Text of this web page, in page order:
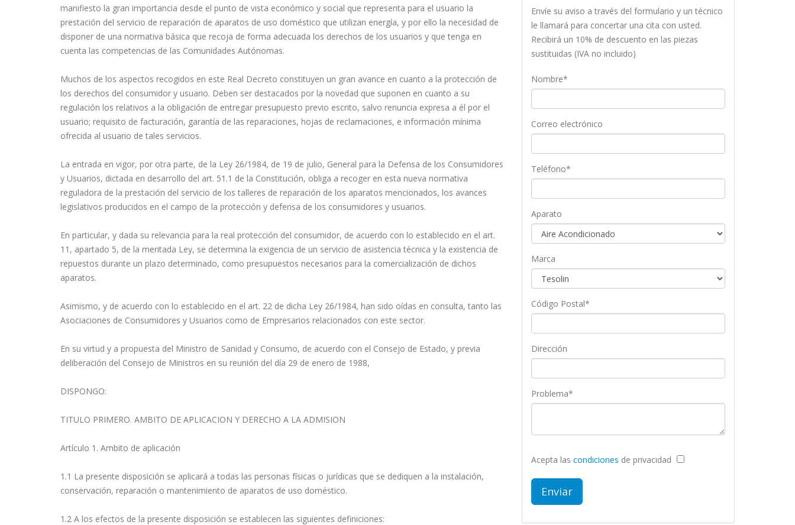
manifiesto la gran importancia desde el punto de vista económico y social que representa para el usuario la
prestación del servicio de reparación de aparatos de uso doméstico que utilizan energía, y por ello la necesidad de
disponer de una normativa básica que recoja de forma adecuada los derechos de los usuarios y que tenga en
cuenta las competencias de las Comunidades Autónomas.
Muchos de los aspectos recogidos en este Real Decreto constituyen un gran avance en cuanto a la protección de
los derechos del consumidor y usuario. Deben ser destacados por la novedad que suponen en cuanto a su
regulación los relativos a la obligación de entregar presupuesto previo escrito, salvo renuncia expresa a él por el
usuario; requisito de facturación, garantía de las reparaciones, hojas de reclamaciones, e información mínima
ofrecida al usuario de tales servicios.
La entrada en vigor, por otra parte, de la Ley 26/1984, de 19 de julio, General para la Defensa de los Consumidores
y Usuarios, dictada en desarrollo del art. 51.1 de la Constitución, obliga a recoger en esta nueva normativa
reguladora de la prestación del servicio de los talleres de reparación de los aparatos mencionados, los avances
legislativos producidos en el campo de la protección y defensa de los consumidores y usuarios.
En particular, y dada su relevancia para la real protección del consumidor, de acuerdo con lo establecido en el art.
11, apartado 5, de la meritada Ley, se determina la exigencia de un servicio de asistencia técnica y la existencia de
repuestos durante un plazo determinado, como presupuestos necesarios para la comercialización de dichos
aparatos.
Asimismo, y de acuerdo con lo establecido en el art. 22 de dicha Ley 26/1984, han sido oídas en consulta, tanto las
Asociaciones de Consumidores y Usuarios como de Empresarios relacionados con este sector.
En su virtud y a propuesta del Ministro de Sanidad y Consumo, de acuerdo con el Consejo de Estado, y previa
deliberación del Consejo de Ministros en su reunión del día 29 de enero de 1988,
DISPONGO:
TITULO PRIMERO. AMBITO DE APLICACION Y DERECHO A LA ADMISION
Artículo 1. Ambito de aplicación
1.1 La presente disposición se aplicará a todas las personas físicas o jurídicas que se dediquen a la instalación,
conservación, reparación o mantenimiento de aparatos de uso doméstico.
1.2 A los efectos de la presente disposición se establecen las siguientes definiciones:
Envíe su aviso a través del formulario y un técnico
le llamará para concertar una cita con usted.
Recibirá un 10% de descuento en las piezas
sustituidas (IVA no incluido)
Nombre*
Correo electrónico
Teléfono*
Aparato
Marca
Código Postal*
Dirección
Problema*
Acepta las condiciones de privacidad